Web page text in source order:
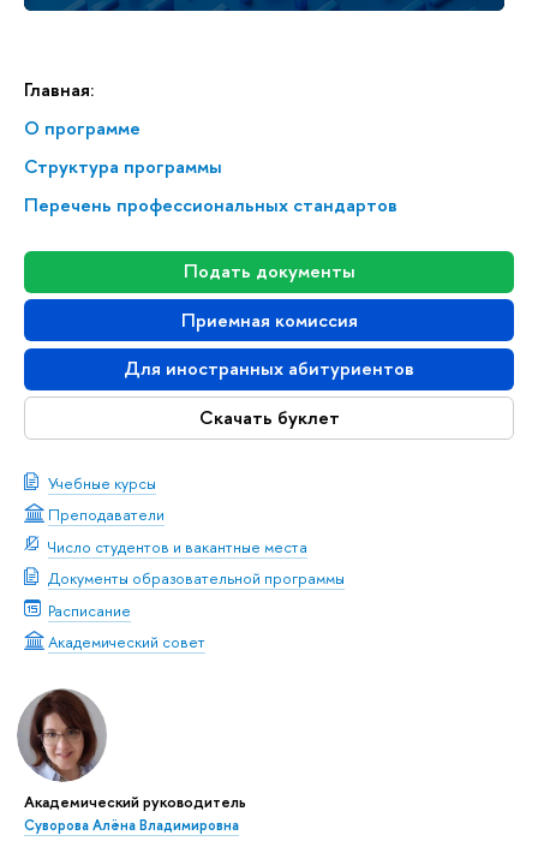
Главная:
О программе
Структура программы
Перечень профессиональных стандартов
Подать документы
Приемная комиссия
Для иностранных абитуриентов
Скачать буклет
Учебные курсы
Преподаватели
Число студентов и вакантные места
Документы образовательной программы
Расписание
Академический совет
Академический руководитель
Суворова Алёна Владимировна